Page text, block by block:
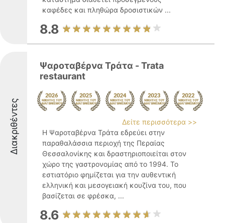
καφέδες και πληθώρα δροσιστικών ...
8.8
Διακριθέντες
Ψαροταβέρνα Τράτα - Trata
restaurant
Δείτε περισσότερα >>
Η Ψαροταβέρνα Τράτα εδρεύει στην
παραθαλάσσια περιοχή της Περαίας
Θεσσαλονίκης και δραστηριοποιείται στον
χώρο της γαστρονομίας από το 1994. Το
εστιατόριο φημίζεται για την αυθεντική
ελληνική και μεσογειακή κουζίνα του, που
βασίζεται σε φρέσκα, ...
8.6